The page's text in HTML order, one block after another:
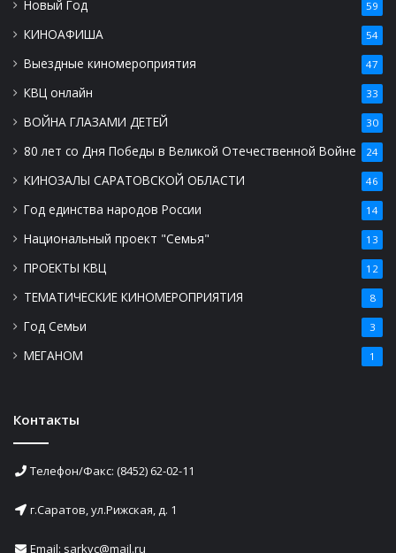
Новый Год 59
КИНОАФИША 54
Выездные киномероприятия 47
КВЦ онлайн 33
ВОЙНА ГЛАЗАМИ ДЕТЕЙ 30
80 лет со Дня Победы в Великой Отечественной Войне 24
КИНОЗАЛЫ САРАТОВСКОЙ ОБЛАСТИ 46
Год единства народов России 14
Национальный проект "Семья" 13
ПРОЕКТЫ КВЦ 12
ТЕМАТИЧЕСКИЕ КИНОМЕРОПРИЯТИЯ 8
Год Семьи 3
МЕГАНОМ 1
Контакты
Телефон/Факс: (8452) 62-02-11
г.Саратов, ул.Рижская, д. 1
Email: sarkvc@mail.ru